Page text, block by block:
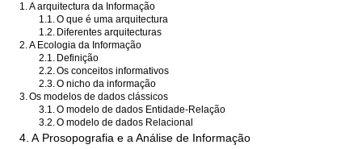
1.A arquitectura da Informação
1.1.O que é uma arquitectura
1.2. Diferentes arquitecturas
2.A Ecologia da Informação
2.1. Definição
2.2.Os conceitos informativos
2.3.O nicho da informação
3.Os modelos de dados clássicos
3.1.O modelo de dados Entidade-Relação
3.2.O modelo de dados Relacional
4. A Prosopografia e a Análise de Informação